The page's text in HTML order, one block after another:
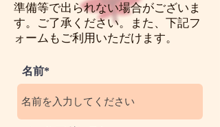
準備等で出られない場合がございま
す。ご了承ください。また、下記フ
ォームもご利用いただけます。
名前*